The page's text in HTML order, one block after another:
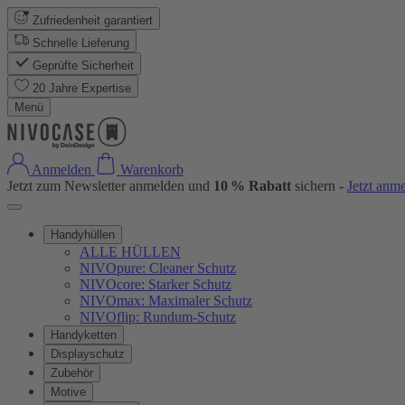
Zufriedenheit garantiert
Schnelle Lieferung
Geprüfte Sicherheit
20 Jahre Expertise
Menü
Anmelden
Warenkorb
Jetzt zum Newsletter anmelden und 10 % Rabatt sichern - Jetzt
Handyhüllen
ALLE HÜLLEN
NIVOpure: Cleaner Schutz
NIVOcore: Starker Schutz
NIVOmax: Maximaler Schutz
NIVOflip: Rundum-Schutz
Handyketten
Displayschutz
Zubehör
Motive